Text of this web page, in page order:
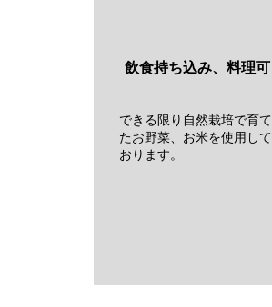
飲食持ち込み、料理可
できる限り自然栽培で育て
たお野菜、お米を使用して
おります。